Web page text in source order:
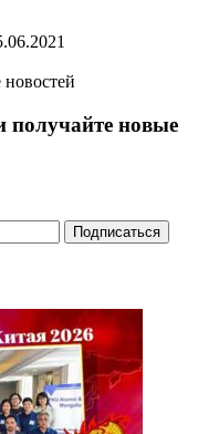
получайте новые